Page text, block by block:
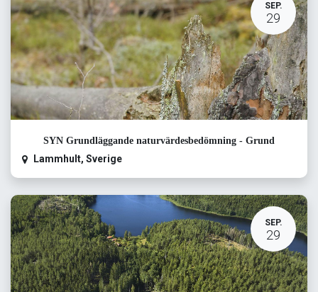
SEP.
29
SYN Grundläggande naturvärdesbedömning - Grund
Lammhult, Sverige
SEP.
29